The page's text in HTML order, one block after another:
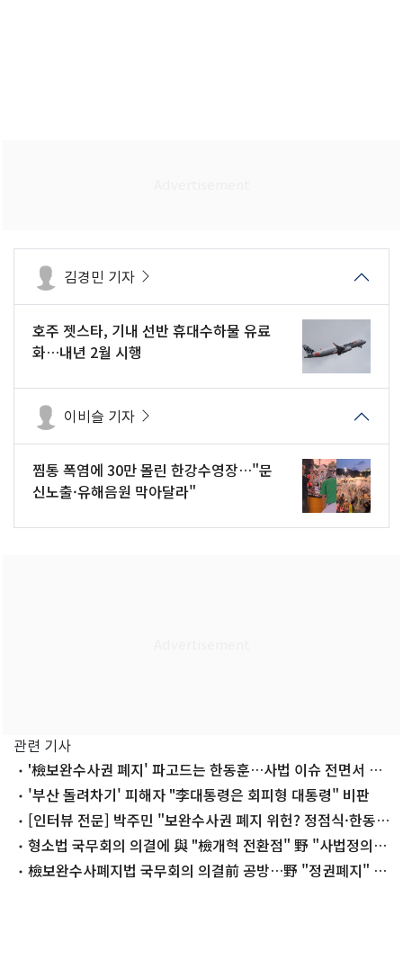
김경민 기자
호주 젯스타, 기내 선반 휴대수하물 유료
화…내년 2월 시행
이비슬 기자
찜통 폭염에 30만 몰린 한강수영장…"문
신노출·유해음원 막아달라"
관련 기사
'檢보완수사권 폐지' 파고드는 한동훈…사법 이슈 전면서 존
재감 부각
'부산 돌려차기' 피해자 "李대통령은 회피형 대통령" 비판
[인터뷰 전문] 박주민 "보완수사권 폐지 위헌? 정점식·한동
훈, 몰라서 그러면 큰일"
형소법 국무회의 의결에 與 "檢개혁 전환점" 野 "사법정의
도전"
檢보완수사폐지법 국무회의 의결前 공방…野 "정권폐지" 與